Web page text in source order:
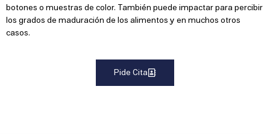
botones o muestras de color. También puede impactar para percibir
los grados de maduración de los alimentos y en muchos otros
casos.
Pide Cita